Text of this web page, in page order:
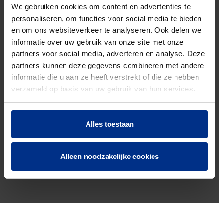
We gebruiken cookies om content en advertenties te
personaliseren, om functies voor social media te bieden
en om ons websiteverkeer te analyseren. Ook delen we
informatie over uw gebruik van onze site met onze
partners voor social media, adverteren en analyse. Deze
partners kunnen deze gegevens combineren met andere
informatie die u aan ze heeft verstrekt of die ze hebben
verzameld op basis van uw gebruik van hun services.
Alles toestaan
Alleen noodzakelijke cookies
UNIVERSELE INBOUWDOOS
Een gegarandeerd makkelijke installatie met deze
hoogwaardige inbouwdozen.